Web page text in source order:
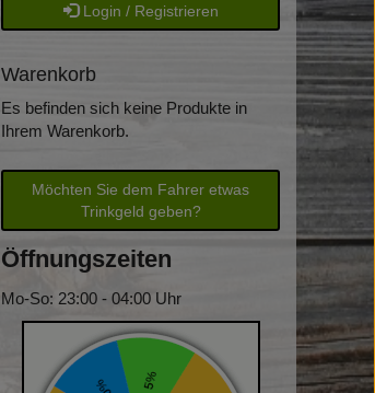
Login / Registrieren
Warenkorb
Es befinden sich keine Produkte in
Ihrem Warenkorb.
Möchten Sie dem Fahrer etwas
Trinkgeld geben?
Öffnungszeiten
Mo-So: 23:00 - 04:00 Uhr